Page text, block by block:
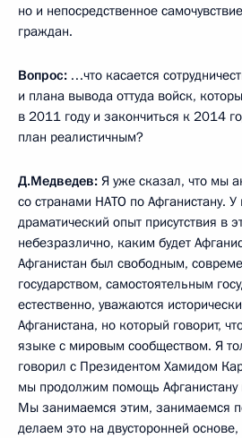
но и непосредственное
граждан.
Вопрос: …что касается
и плана вывода оттуда войск,
в 2011 году и закончиться к 2014
план реалистичным?
Д.Медведев: Я уже сказал, что мы
со странами НАТО по Афганистану. У
драматический опыт присутствия в
небезразлично, каким будет
Афганистан был свободным,
государством, самостоятельным
естественно, уважаются
Афганистана, но который говорит,
языке с мировым сообществом. Я
говорил с Президентом Хамидом
мы продолжим помощь
Мы занимаемся этим, занимаемся
делаем это на двусторонней